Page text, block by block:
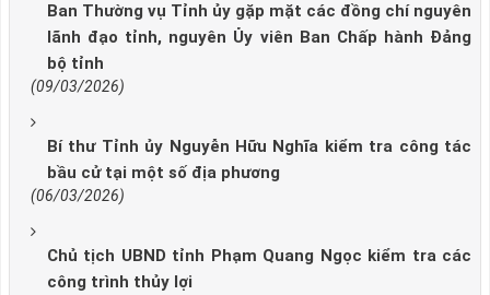
Ban Thường vụ Tỉnh ủy gặp mặt các đồng chí nguyên
lãnh đạo tỉnh, nguyên Ủy viên Ban Chấp hành Đảng
bộ tỉnh
(09/03/2026)
Bí thư Tỉnh ủy Nguyễn Hữu Nghĩa kiểm tra công tác
bầu cử tại một số địa phương
(06/03/2026)
Chủ tịch UBND tỉnh Phạm Quang Ngọc kiểm tra các
công trình thủy lợi